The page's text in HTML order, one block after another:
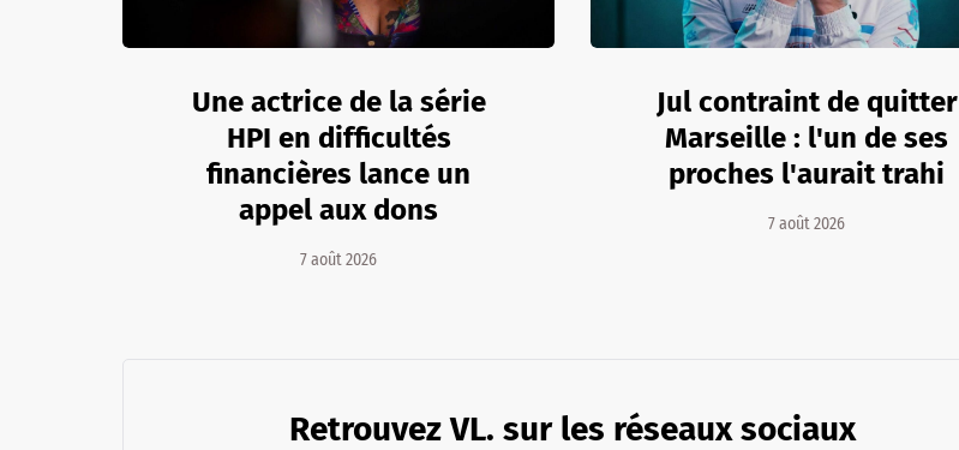
Une actrice de la série
HPI en difficultés
financières lance un
appel aux dons
7 août 2026
Jul contraint de quitter
Marseille : l'un de ses
proches l'aurait trahi
7 août 2026
Retrouvez VL. sur les réseaux sociaux